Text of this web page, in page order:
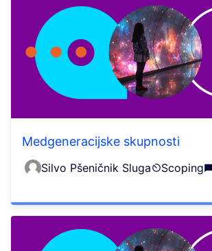
Medgeneracijske skupnosti
Silvo Pšeničnik Sluga Scoping